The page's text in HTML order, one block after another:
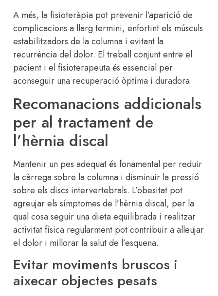
A més, la fisioteràpia pot prevenir l’aparició de
complicacions a llarg termini, enfortint els músculs
estabilitzadors de la columna i evitant la
recurrència del dolor. El treball conjunt entre el
pacient i el fisioterapeuta és essencial per
aconseguir una recuperació òptima i duradora.
Recomanacions addicionals
per al tractament de
l’hèrnia discal
Mantenir un pes adequat és fonamental per reduir
la càrrega sobre la columna i disminuir la pressió
sobre els discs intervertebrals. L’obesitat pot
agreujar els símptomes de l’hèrnia discal, per la
qual cosa seguir una dieta equilibrada i realitzar
activitat física regularment pot contribuir a alleujar
el dolor i millorar la salut de l’esquena.
Evitar moviments bruscos i
aixecar objectes pesats